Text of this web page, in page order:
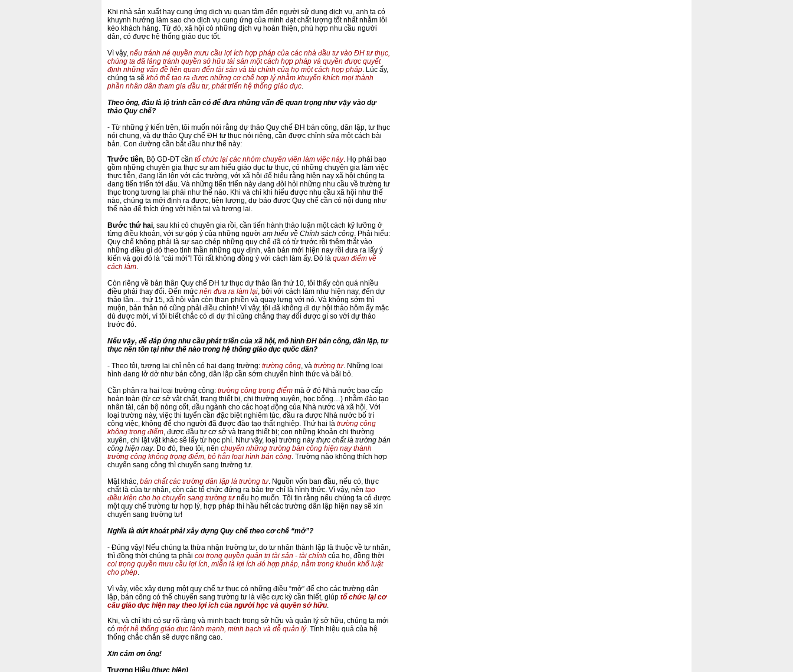
Khi nhà sản xuất hay cung ứng dịch vụ quan tâm đến người sử dụng dịch vụ, anh ta có
khuynh hướng làm sao cho dịch vụ cung ứng của mình đạt chất lượng tốt nhất nhằm lôi
kéo khách hàng. Từ đó, xã hội có những dịch vụ hoàn thiện, phù hợp nhu cầu người
dân, có được hệ thống giáo dục tốt.
Vì vậy, nếu tránh né quyền mưu cầu lợi ích hợp pháp của các nhà đầu tư vào ĐH tư thục,
chúng ta đã lảng tránh quyền sở hữu tài sản một cách hợp pháp và quyền được quyết
định những vấn đề liên quan đến tài sản và tài chính của họ một cách hợp pháp. Lúc ấy,
chúng ta sẽ khó thể tạo ra được những cơ chế hợp lý nhằm khuyến khích mọi thành
phần nhân dân tham gia đầu tư, phát triển hệ thống giáo dục.
Theo ông, đâu là lộ trình cần có để đưa những vấn đề quan trọng như vậy vào dự
thảo Quy chế?
- Từ những ý kiến trên, tôi muốn nói rằng dự thảo Quy chế ĐH bán công, dân lập, tư thục
nói chung, và dự thảo Quy chế ĐH tư thục nói riêng, cần được chỉnh sửa một cách bài
bản. Con đường cần bắt đầu như thế này:
Trước tiên, Bộ GD-ĐT cần tổ chức lại các nhóm chuyên viên làm việc này. Họ phải bao
gồm những chuyên gia thực sự am hiểu giáo dục tư thục, có những chuyên gia làm việc
thực tiễn, đang lăn lộn với các trường, với xã hội để hiểu rằng hiện nay xã hội chúng ta
đang tiến triển tới đâu. Và những tiến triển này đang đòi hỏi những nhu cầu về trường tư
thục trong tương lai phải như thế nào. Khi và chỉ khi hiểu được nhu cầu xã hội như thế
nào, chúng ta mới định ra được, tiên lượng, dự báo được Quy chế cần có nội dung như
thế nào để thích ứng với hiện tai và tương lai.
Bước thứ hai, sau khi có chuyên gia rồi, cần tiến hành thảo luận một cách kỹ lưỡng ở
từng điều khoản, với sự góp ý của những người am hiểu về Chính sách công. Phải hiểu:
Quy chế không phải là sự sao chép những quy chế đã có từ trước rồi thêm thắt vào
những điều gì đó theo tinh thần những quy định, văn bản mới hiện nay rồi đưa ra lấy ý
kiến và gọi đó là “cái mới”! Tôi rất không đồng ý với cách làm ấy. Đó là quan điểm về
cách làm.
Còn riêng về bản thân Quy chế ĐH tư thục dự thảo lần thứ 10, tôi thấy còn quá nhiều
điều phải thay đổi. Đến mức nên đưa ra làm lại, bởi với cách làm như hiện nay, đến dự
thảo lần… thứ 15, xã hội vẫn còn than phiền và quay lưng với nó. Và không sớm thì
muộn, bản thân nó cũng phải điều chỉnh! Vì vậy, tôi đã không đi dự hội thảo hôm ấy mặc
dù được mời, vì tôi biết chắc có đi dự thì cũng chẳng thay đổi được gì so với dự thảo
trước đó.
Nếu vậy, để đáp ứng nhu cầu phát triển của xã hội, mô hình ĐH bán công, dân lập, tư
thục nên tồn tại như thế nào trong hệ thống giáo dục quốc dân?
- Theo tôi, tương lai chỉ nên có hai dạng trường: trường công, và trường tư. Những loại
hình đang lở dở như bán công, dân lập cần sớm chuyển hình thức và bãi bỏ.
Cần phân ra hai loại trường công: trường công trọng điểm mà ở đó Nhà nước bao cấp
hoàn toàn (từ cơ sở vật chất, trang thiết bị, chi thường xuyên, học bổng…) nhằm đào tạo
nhân tài, cán bộ nòng cốt, đầu ngành cho các hoạt động của Nhà nước và xã hội. Với
loại trường này, việc thi tuyển cần đặc biệt nghiêm túc, đầu ra được Nhà nước bố trí
công việc, không để cho người đã được đào tạo thất nghiệp. Thứ hai là trường công
không trọng điểm, được đầu tư cơ sở và trang thiết bị; con những khoản chi thường
xuyên, chi lặt vặt khác sẽ lấy từ học phí. Như vậy, loại trường này thực chất là trường bán
công hiện nay. Do đó, theo tôi, nên chuyển những trường bán công hiện nay thành
trường công không trọng điểm, bỏ hẳn loại hình bán công. Trường nào không thích hợp
chuyển sang công thì chuyển sang trường tư.
Mặt khác, bản chất các trường dân lập là trường tư. Nguồn vốn ban đầu, nếu có, thực
chất là của tư nhân, còn các tổ chức đứng ra bảo trợ chỉ là hình thức. Vì vậy, nên tạo
điều kiện cho họ chuyển sang trường tưnếu họ muốn. Tôi tin rằng nếu chúng ta có được
một quy chế trường tư hợp lý, hợp pháp thì hầu hết các trường dân lập hiện nay sẽ xin
chuyển sang trường tư!
Nghĩa là dứt khoát phải xây dựng Quy chế theo cơ chể “mở”?
- Đúng vậy! Nếu chúng ta thừa nhận trường tư, do tư nhân thành lập là thuộc về tư nhân,
thì đồng thời chúng ta phải coi trọng quyền quản trị tài sản - tài chính của họ, đồng thời
coi trọng quyền mưu cầu lợi ích, miễn là lợi ích đó hợp pháp, nằm trong khuôn khổ luật
cho phép.
Vì vậy, việc xây dựng một quy chế tư thục có những điều “mở” để cho các trường dân
lập, bán công có thể chuyển sang trường tư là việc cực kỳ cần thiết, giúp tổ chức lại cơ
cấu giáo dục hiện nay theo lợi ích của người học và quyền sở hữu.
Khi, và chỉ khi có sự rõ ràng và minh bạch trong sở hữu và quản lý sở hữu, chúng ta mới
có một hệ thống giáo dục lành mạnh, minh bạch và dễ quản lý. Tính hiệu quả của hệ
thống chắc chắn sẽ được nâng cao.
Xin cám ơn ông!
Trương Hiệu (thực hiện)